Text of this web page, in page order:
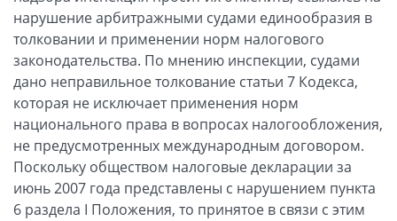
нарушение арбитражными судами единообразия в
толковании и применении норм налогового
законодательства. По мнению инспекции, судами
дано неправильное толкование статьи 7 Кодекса,
которая не исключает применения норм
национального права в вопросах налогообложения,
не предусмотренных международным договором.
Поскольку обществом налоговые декларации за
июнь 2007 года представлены с нарушением пункта
6 раздела I Положения, то принятое в связи с этим